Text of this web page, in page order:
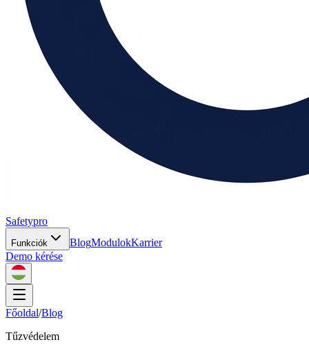
Safetypro
Funkciók BlogModulokKarrier
Demo kérése
Főoldal/Blog
Tűzvédelem